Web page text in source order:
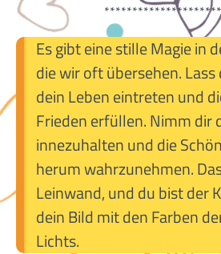
Es gibt eine stille Magie in
die wir oft übersehen. Lass
dein Leben eintreten und
Frieden erfüllen. Nimm dir
innezuhalten und die
herum wahrzunehmen.
Leinwand, und du bist der
dein Bild mit den Farben
Lichts.